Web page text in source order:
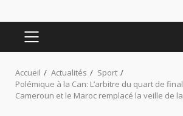
MENU
PRINCIPAL
Accueil Actualités
Sport
Polémique à la Can: L’arbitre du quart de
Cameroun et le Maroc remplacé la veille de